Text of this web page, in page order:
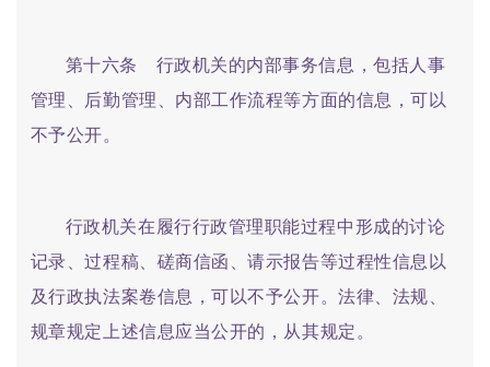
第十六条 行政机关的内部事务信息，包括人事
管理、后勤管理、内部工作流程等方面的信息，可以
不予公开。
行政机关在履行行政管理职能过程中形成的讨论
记录、过程稿、磋商信函、请示报告等过程性信息以
及行政执法案卷信息，可以不予公开。法律、法规、
规章规定上述信息应当公开的，从其规定。